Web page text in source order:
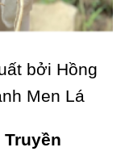
bởi Hồng
Men Lá